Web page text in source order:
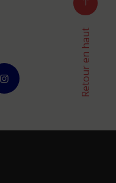
Retour en haut